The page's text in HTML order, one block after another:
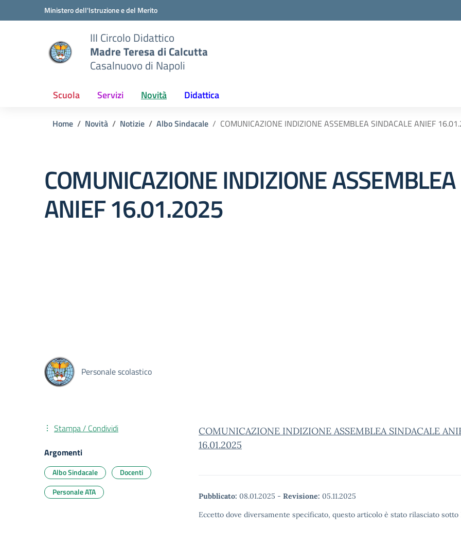
Vai ai contenuti
Vai al menu di navigazioneMinistero dell'Istruzione e del Merito
III Circolo Didattico
Madre Teresa di Calcutta
Casalnuovo di Napoli
Scuola Servizi Novità Didattica
Home Novità Notizie Albo Sindacale COMUNICAZIONE INDIZIONE ASSEMBLEA SINDACALE ANIEF
COMUNICAZIONE INDIZIONE
ANIEF 16.01.2025
Personale scolastico
COMUNICAZIONE INDIZIONE ASSEMBLEA SINDACALE
16.01.2025
Pubblicato: 08.01.2025 - Revisione: 05.11.2025
Eccetto dove diversamente specificato, questo articolo è stato rilasciato
Stampa / Condividi
Argomenti
Albo Sindacale
Docenti
Personale ATA